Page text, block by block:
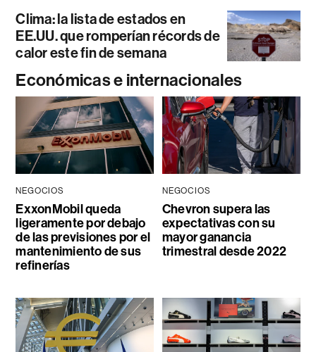
Clima: la lista de estados en
EE.UU. que romperían récords de
calor este fin de semana
Económicas e internacionales
NEGOCIOS
ExxonMobil queda
ligeramente por debajo
de las previsiones por el
mantenimiento de sus
refinerías
NEGOCIOS
Chevron supera las
expectativas con su
mayor ganancia
trimestral desde 2022